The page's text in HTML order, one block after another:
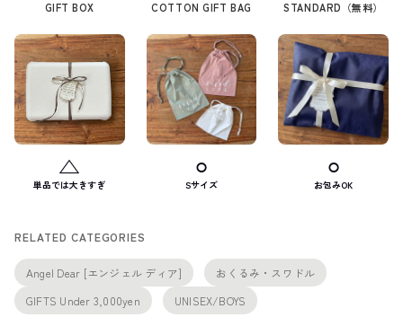
GIFT BOX
△
単品では大きすぎ
COTTON GIFT BAG
⚪︎
Sサイズ
STANDARD（無料）
⚪︎
お包みOK
RELATED CATEGORIES
Angel Dear [エンジェル ディア]
おくるみ・スワドル
GIFTS Under 3,000yen
UNISEX/BOYS